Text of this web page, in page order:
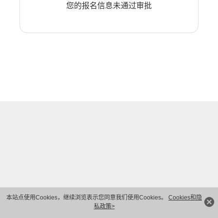
本站点使用Cookies，继续浏览表示您同意我们使用Cookies。 Cookies和隐
私政策>
您的报名信息未通过审批